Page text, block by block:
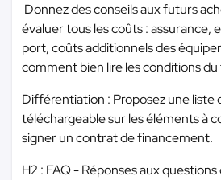
Donnez des conseils aux futurs
évaluer tous les coûts : assurance,
port, coûts additionnels des
comment bien lire les conditions
Différentiation : Proposez une liste
téléchargeable sur les éléments à
signer un contrat de financement.
H2 : FAQ - Réponses aux